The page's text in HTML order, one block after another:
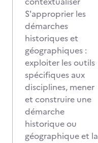
S'approprier les
démarches
historiques et
géographiques :
exploiter les outils
spécifiques aux
disciplines, mener
et construire une
démarche
historique ou
géographique et la